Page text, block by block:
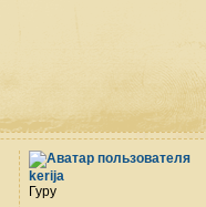
kerija
Гуру